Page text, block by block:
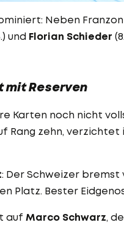
Neben
und Florian Schieder
mit Reserven
Karten noch nicht
Rang zehn,
: Der Schweizer bremst
Platz. Bester
auf Marco Schwarz,